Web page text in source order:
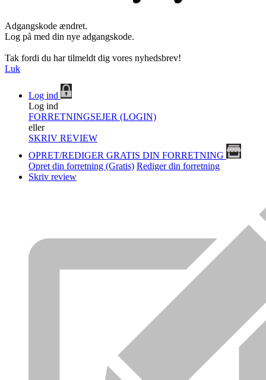
Adgangskode ændret.
Log på med din nye adgangskode.
Tak fordi du har tilmeldt dig vores nyhedsbrev!
Luk
Log ind
Log ind
FORRETNINGSEJER (LOGIN)
eller
SKRIV REVIEW
OPRET/REDIGER GRATIS DIN FORRETNING
Opret din forretning (Gratis) Rediger din forretning
Skriv review